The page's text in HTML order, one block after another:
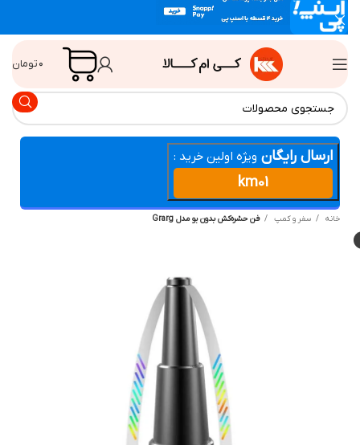
تومان
ارسال رایگان ویژه اولین خرید :
km01
سفر و کمپ فن حشره‌کش بدون بو مدل Grarg